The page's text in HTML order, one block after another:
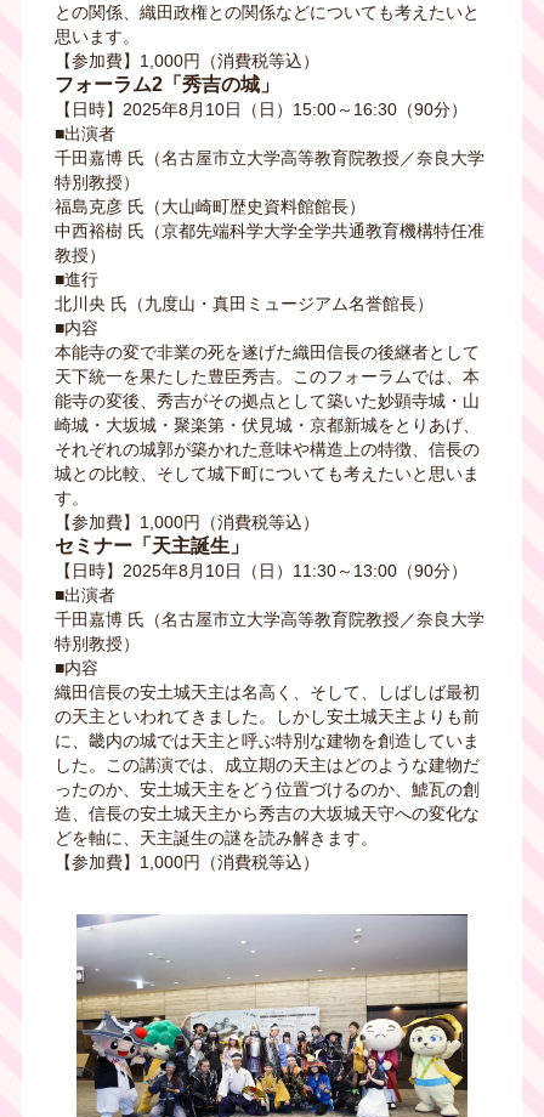
との関係、織田政権との関係などについても考えたいと
思います。
【参加費】1,000円（消費税等込）
フォーラム2「秀吉の城」
【日時】2025年8月10日（日）15:00～16:30（90分）
■出演者
千田嘉博 氏（名古屋市立大学高等教育院教授／奈良大学
特別教授）
福島克彦 氏（大山崎町歴史資料館館長）
中西裕樹 氏（京都先端科学大学全学共通教育機構特任准
教授）
■進行
北川央 氏（九度山・真田ミュージアム名誉館長）
■内容
本能寺の変で非業の死を遂げた織田信長の後継者として
天下統一を果たした豊臣秀吉。このフォーラムでは、本
能寺の変後、秀吉がその拠点として築いた妙顕寺城・山
崎城・大坂城・聚楽第・伏見城・京都新城をとりあげ、
それぞれの城郭が築かれた意味や構造上の特徴、信長の
城との比較、そして城下町についても考えたいと思いま
す。
【参加費】1,000円（消費税等込）
セミナー「天主誕生」
【日時】2025年8月10日（日）11:30～13:00（90分）
■出演者
千田嘉博 氏（名古屋市立大学高等教育院教授／奈良大学
特別教授）
■内容
織田信長の安土城天主は名高く、そして、しばしば最初
の天主といわれてきました。しかし安土城天主よりも前
に、畿内の城では天主と呼ぶ特別な建物を創造していま
した。この講演では、成立期の天主はどのような建物だ
ったのか、安土城天主をどう位置づけるのか、鯱瓦の創
造、信長の安土城天主から秀吉の大坂城天守への変化な
どを軸に、天主誕生の謎を読み解きます。
【参加費】1,000円（消費税等込）